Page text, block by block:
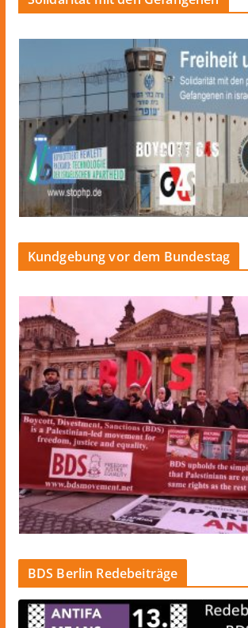
Kundgebung vor dem Bundestag
BDS Berlin Redebeiträge